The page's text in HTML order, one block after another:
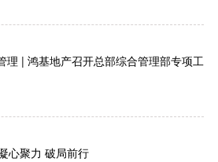
理 | 鸿基地产召开总部综合管理部专项工
心聚力 破局前行